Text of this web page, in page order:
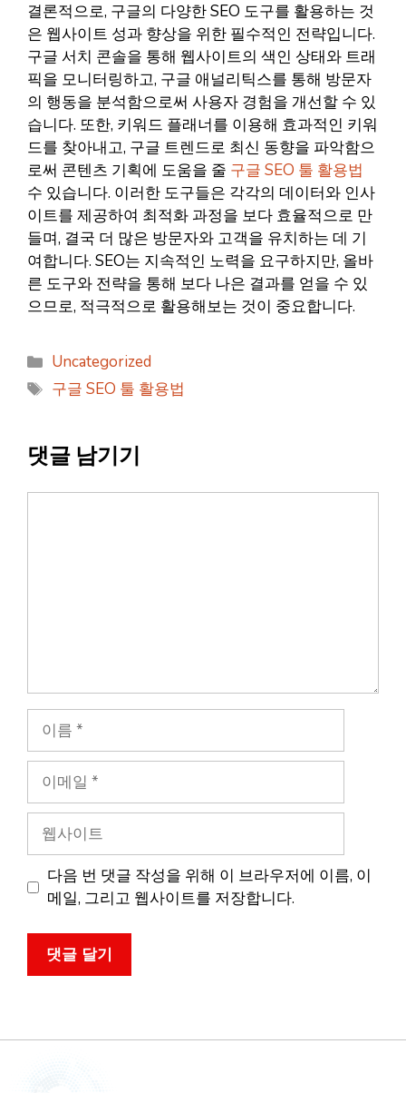
결론적으로, 구글의 다양한 SEO 도구를 활용하는 것
은 웹사이트 성과 향상을 위한 필수적인 전략입니다.
구글 서치 콘솔을 통해 웹사이트의 색인 상태와 트래
픽을 모니터링하고, 구글 애널리틱스를 통해 방문자
의 행동을 분석함으로써 사용자 경험을 개선할 수 있
습니다. 또한, 키워드 플래너를 이용해 효과적인 키워
드를 찾아내고, 구글 트렌드로 최신 동향을 파악함으
로써 콘텐츠 기획에 도움을 줄 구글 SEO 툴 활용법
수 있습니다. 이러한 도구들은 각각의 데이터와 인사
이트를 제공하여 최적화 과정을 보다 효율적으로 만
들며, 결국 더 많은 방문자와 고객을 유치하는 데 기
여합니다. SEO는 지속적인 노력을 요구하지만, 올바
른 도구와 전략을 통해 보다 나은 결과를 얻을 수 있
으므로, 적극적으로 활용해보는 것이 중요합니다.
카
테
Uncategorized
태
구글 SEO 툴 활용법
댓글 남기기
일
트
다음 번 댓글 작성을 위해 이 브라우저에 이름, 이
메일, 그리고 웹사이트를 저장합니다.